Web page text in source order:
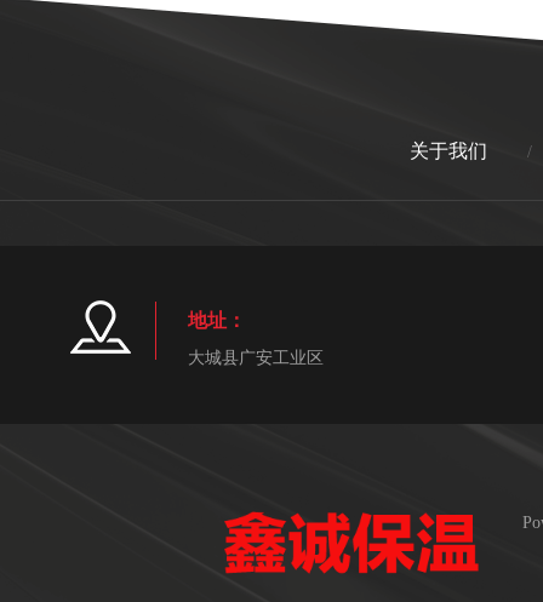
关于我们 /
地址：
大城县广安工业区